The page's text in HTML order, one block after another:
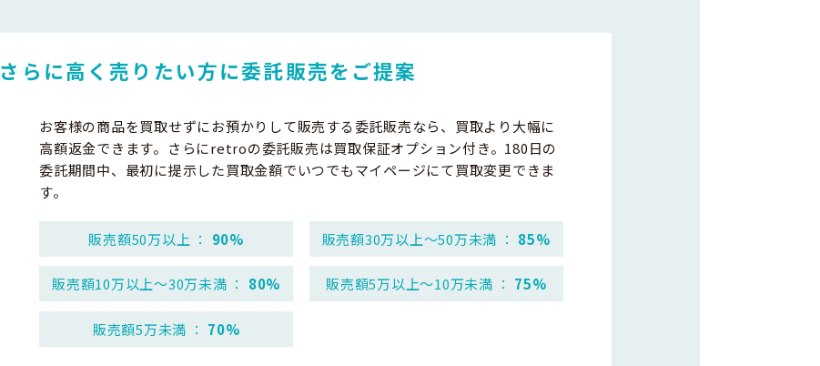
さらに高く売りたい方に委託販売をご提案
お客様の商品を買取せずにお預かりして販売する委託販売なら、買取より大幅に
高額返金できます。さらにretroの委託販売は買取保証オプション付き。180日の
委託期間中、最初に提示した買取金額でいつでもマイページにて買取変更できま
す。
販売額50万以上 ： 90% 販売額30万以上～50万未満 ： 85%
販売額10万以上～30万未満 ： 80% 販売額5万以上～10万未満 ： 75%
販売額5万未満 ： 70%